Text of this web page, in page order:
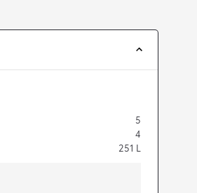
5
4
251 L